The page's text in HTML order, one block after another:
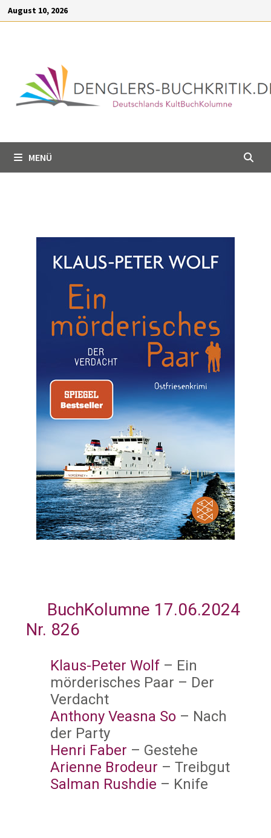
springen
August 10, 2026
MENÜ
BuchKolumne 17.06.2024
Nr. 826
Klaus-Peter Wolf – Ein
mörderisches Paar – Der
Verdacht
Anthony Veasna So– Nach
der Party
Henri Faber – Gestehe
Arienne Brodeur – Treibgut
Salman Rushdie – Knife